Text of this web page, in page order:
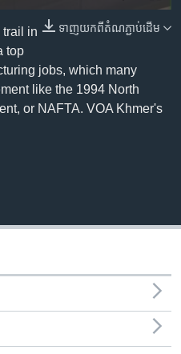
ទាញ​យក​ពី​តំណភ្ជាប់​ដើម
trail in
top
jobs, which many
like the 1994 North
or NAFTA. VOA Khmer's